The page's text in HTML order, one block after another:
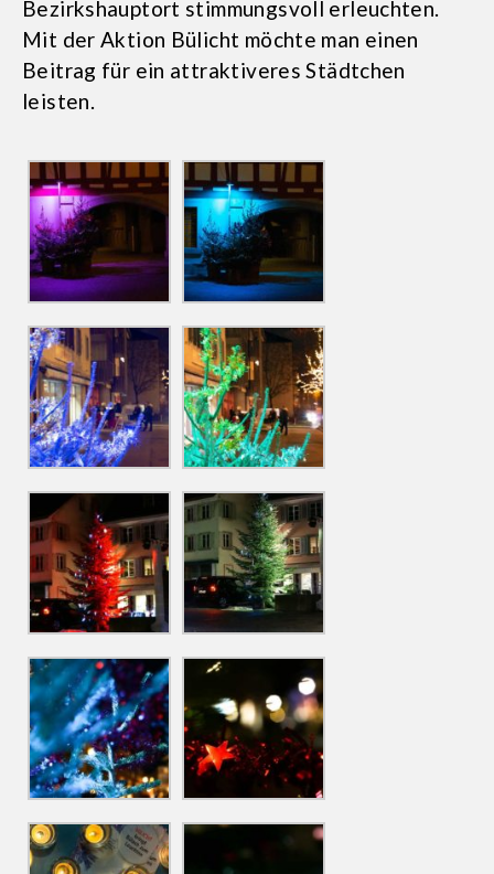
Bezirkshauptort stimmungsvoll erleuchten.
Mit der Aktion Bülicht möchte man einen
Beitrag für ein attraktiveres Städtchen
leisten.